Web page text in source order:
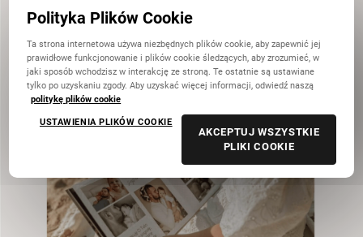
Polityka Plików Cookie
Ta strona internetowa używa niezbędnych plików cookie, aby zapewnić jej
prawidłowe funkcjonowanie i plików cookie śledzących, aby zrozumieć, w
jaki sposób wchodzisz w interakcję ze stroną. Te ostatnie są ustawiane
tylko po uzyskaniu zgody. Aby uzyskać więcej informacji, odwiedź naszą
politykę plików cookie
USTAWIENIA PLIKÓW COOKIE
AKCEPTUJ WSZYSTKIE
PLIKI COOKIE